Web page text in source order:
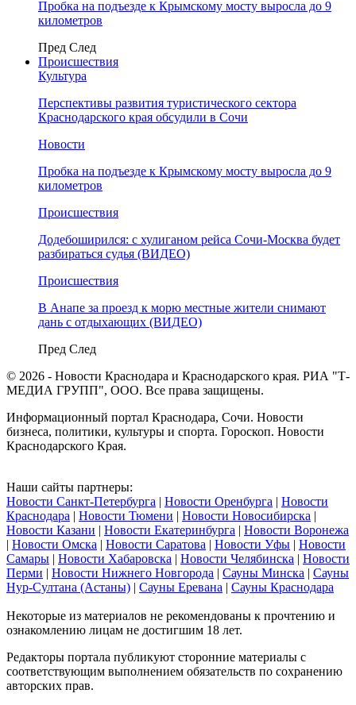
Пробка на подъезде к Крымскому мосту выросла до 9
километров
Пред След
Происшествия
Культура
Перспективы развития туристического сектора
Краснодарского края обсудили в Сочи
Новости
Пробка на подъезде к Крымскому мосту выросла до 9
километров
Происшествия
Додебоширился: с хулиганом рейса Сочи-Москва будет
разбираться судья (ВИДЕО)
Происшествия
В Анапе за проезд к морю местные жители снимают
дань с отдыхающих (ВИДЕО)
Пред След
© 2026 - Новости Краснодара и Краснодарского края. РИА "Т-
МЕДИА ГРУПП", ООО. Все права защищены.
Информационный портал Краснодара, Сочи. Новости
бизнеса, политики, культуры и спорта. Гороскоп. Новости
Краснодарского Края.
Наши сайты партнеры:
Новости Санкт-Петербурга | Новости Оренбурга | Новости
Краснодара | Новости Тюмени | Новости Новосибирска |
Новости Казани | Новости Екатеринбурга | Новости Воронежа
| Новости Омска | Новости Саратова | Новости Уфы | Новости
Самары | Новости Хабаровска | Новости Челябинска | Новости
Перми | Новости Нижнего Новгорода | Сауны Минска | Сауны
Нур-Султана (Астаны) | Сауны Еревана | Сауны Краснодара
Некоторые из материалов не рекомендованы к прочтению и
ознакомлению лицам не достигшим 18 лет.
Редакторы портала публикуют сторонние материалы с
соответствующим выполнением обязательств по сохранению
авторских прав.